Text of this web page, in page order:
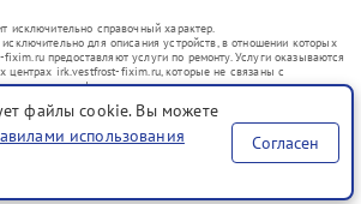
исключительно справочный характер.
для описания устройств, в отношении которых
предоставляют услуги по ремонту. Услуги оказываются
центрах irk.vestfrost-fixim.ru, которые не связаны с
или их официальными представителями.
уже введенных в гражданский оборот в соответствии
не преследует цели индивидуализации услуг или введения
служит для информирования о предоставляемых услугах по
не является публичной офертой, определяемой
кодекса РФ
файлы cookie. Вы можете
использования
Согласен